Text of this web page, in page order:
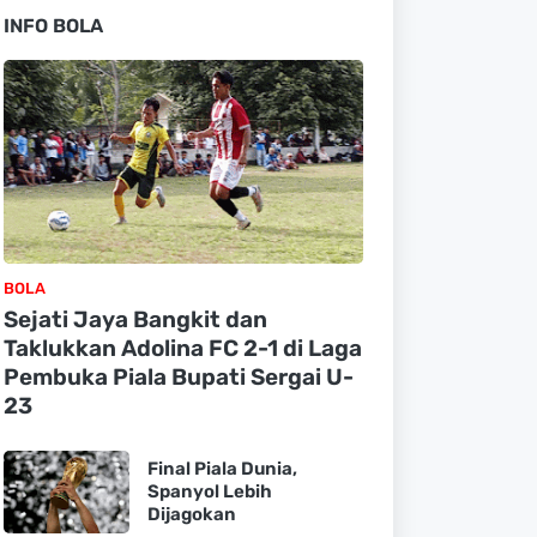
INFO BOLA
BOLA
Sejati Jaya Bangkit dan
Taklukkan Adolina FC 2-1 di Laga
Pembuka Piala Bupati Sergai U-
23
Final Piala Dunia,
Spanyol Lebih
Dijagokan